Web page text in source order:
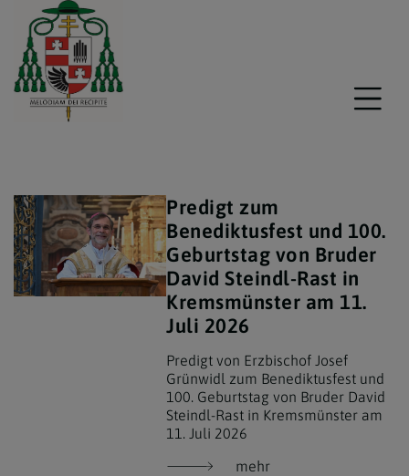
Predigt zum
Benediktusfest und 100.
Geburtstag von Bruder
David Steindl-Rast in
Kremsmünster am 11.
Juli 2026
Predigt von Erzbischof Josef
Grünwidl zum Benediktusfest und
100. Geburtstag von Bruder David
Steindl-Rast in Kremsmünster am
11. Juli 2026
mehr